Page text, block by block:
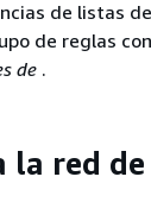
de listas
de reglas
de .
la red